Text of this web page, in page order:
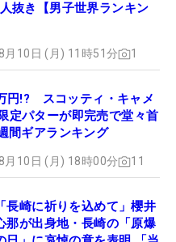
抜き【男子世界ランキン
月10日 (月) 11時51分 1
円!? スコッティ・キャメ
定パターが即完売で堂々首
間ギアランキング
月10日 (月) 18時00分 11
「長崎に祈りを込めて」櫻井
那が出身地・長崎の「原爆